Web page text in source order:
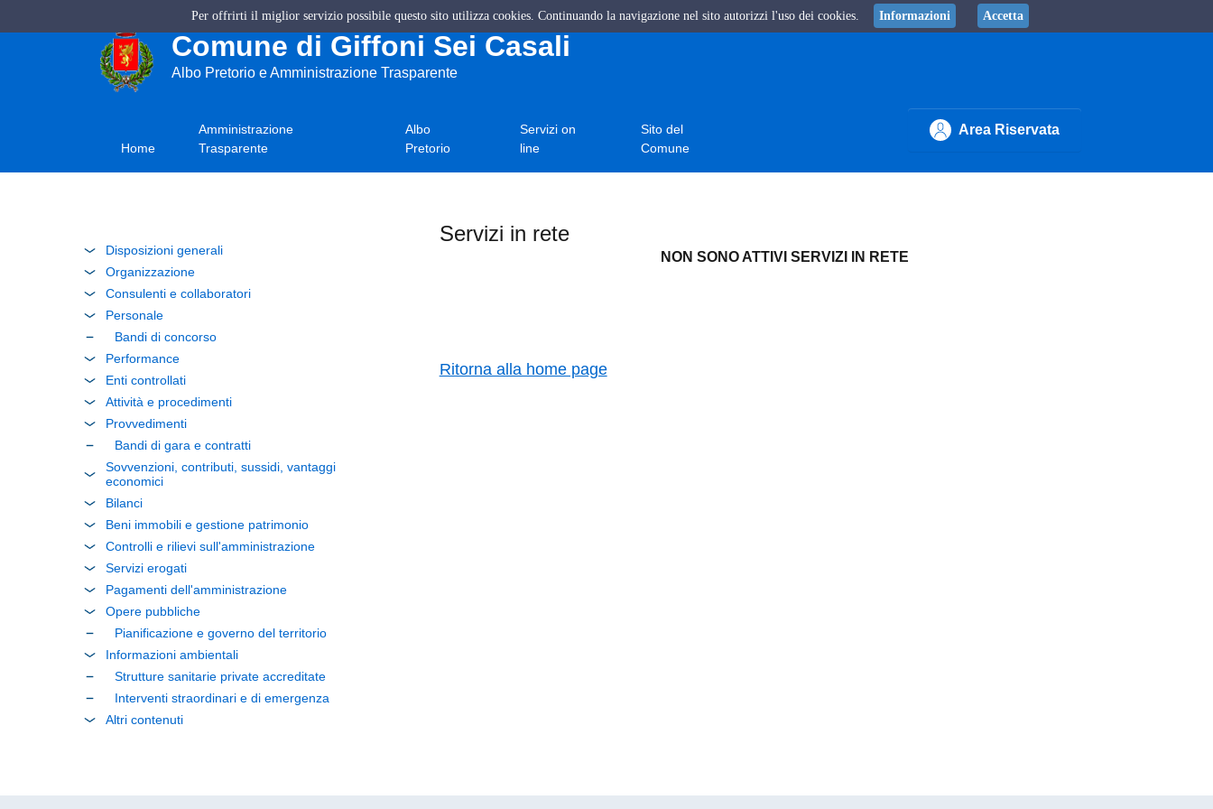
Comune di Giffoni Sei Casali
Albo Pretorio e Amministrazione Trasparente
Home
Amministrazione
Trasparente
Albo
Pretorio
Servizi on
line
Sito del
Comune
Area Riservata
Disposizioni generali
Organizzazione
Consulenti e collaboratori
Personale
Bandi di concorso
Performance
Enti controllati
Attività e procedimenti
Provvedimenti
Bandi di gara e contratti
Sovvenzioni, contributi, sussidi, vantaggi
economici
Bilanci
Beni immobili e gestione patrimonio
Controlli e rilievi sull'amministrazione
Servizi erogati
Pagamenti dell'amministrazione
Opere pubbliche
Pianificazione e governo del territorio
Informazioni ambientali
Strutture sanitarie private accreditate
Interventi straordinari e di emergenza
Altri contenuti
Servizi in rete
NON SONO ATTIVI SERVIZI IN RETE
Ritorna alla home page
Per offrirti il miglior servizio possibile questo sito utilizza cookies. Continuando la navigazione nel sito autorizzi l'uso dei cookies. Informazioni Accetta